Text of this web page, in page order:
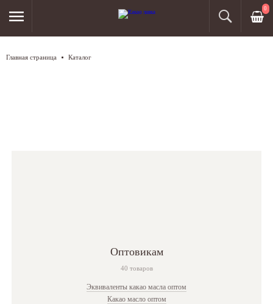
0
Главная страница Каталог
Оптовикам
40 товаров
Эквиваленты какао масла оптом
Какао масло оптом